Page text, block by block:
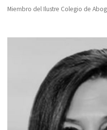
Miembro del Ilustre Colegio de